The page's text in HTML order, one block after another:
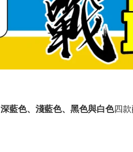
深藍色、淺藍色、黑色與白色四